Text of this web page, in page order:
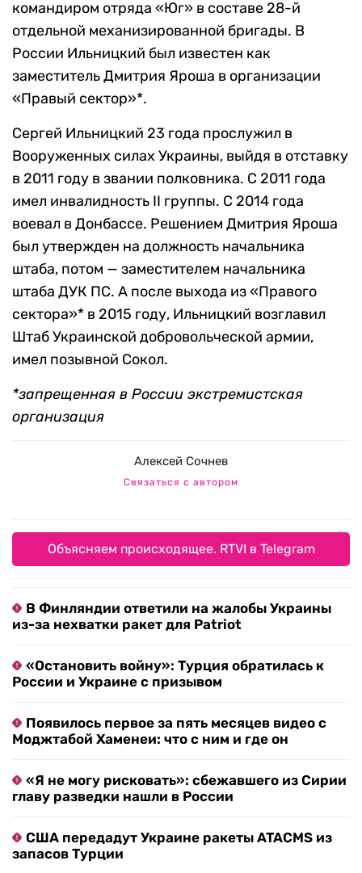
командиром отряда «Юг» в составе 28-й
отдельной механизированной бригады. В
России Ильницкий был известен как
заместитель Дмитрия Яроша в организации
«Правый сектор»*.
Сергей Ильницкий 23 года прослужил в
Вооруженных силах Украины, выйдя в отставку
в 2011 году в звании полковника. С 2011 года
имел инвалидность II группы. С 2014 года
воевал в Донбассе. Решением Дмитрия Яроша
был утвержден на должность начальника
штаба, потом — заместителем начальника
штаба ДУК ПС. А после выхода из «Правого
сектора»* в 2015 году, Ильницкий возглавил
Штаб Украинской добровольческой армии,
имел позывной Сокол.
*запрещенная в России экстремистская
организация
Алексей Сочнев
Связаться с автором
Объясняем происходящее. RTVI в Telegram
В Финляндии ответили на жалобы Украины
из-за нехватки ракет для Patriot
«Остановить войну»: Турция обратилась к
России и Украине с призывом
Появилось первое за пять месяцев видео с
Моджтабой Хаменеи: что с ним и где он
«Я не могу рисковать»: сбежавшего из Сирии
главу разведки нашли в России
США передадут Украине ракеты ATACMS из
запасов Турции